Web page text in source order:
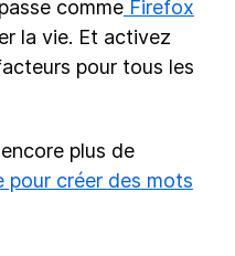
commeFirefox
la vie. Et activez
pour tous les
plus de
pour créer des mots